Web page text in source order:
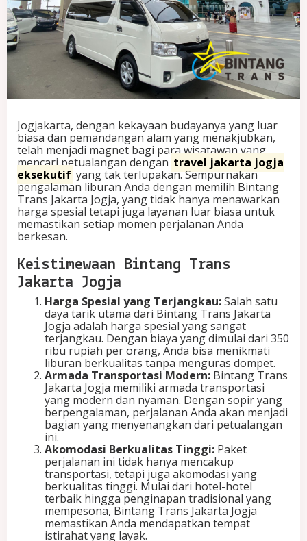
A
n
d
d
e
g
n
B
i
n
t
a
n
g
T
r
s
J
a
k
a
r
t
a
J
o
g
j
a
:
a
r
g
a
S
p
e
Jogjakarta, dengan kekayaan budayanya yang luar
biasa dan pemandangan alam yang menakjubkan,
telah menjadi magnet bagi para wisatawan yang
mencari petualangan dengan travel jakarta jogja
eksekutif yang tak terlupakan. Sempurnakan
pengalaman liburan Anda dengan memilih Bintang
Trans Jakarta Jogja, yang tidak hanya menawarkan
harga spesial tetapi juga layanan luar biasa untuk
memastikan setiap momen perjalanan Anda
berkesan.
Keistimewaan Bintang Trans
Jakarta Jogja
Harga Spesial yang Terjangkau:Salah satu
daya tarik utama dari Bintang Trans Jakarta
Jogja adalah harga spesial yang sangat
terjangkau. Dengan biaya yang dimulai dari 350
ribu rupiah per orang, Anda bisa menikmati
liburan berkualitas tanpa menguras dompet.
Armada Transportasi Modern: Bintang Trans
Jakarta Jogja memiliki armada transportasi
yang modern dan nyaman. Dengan sopir yang
berpengalaman, perjalanan Anda akan menjadi
bagian yang menyenangkan dari petualangan
ini.
Akomodasi Berkualitas Tinggi: Paket
perjalanan ini tidak hanya mencakup
transportasi, tetapi juga akomodasi yang
berkualitas tinggi. Mulai dari hotel-hotel
terbaik hingga penginapan tradisional yang
mempesona, Bintang Trans Jakarta Jogja
memastikan Anda mendapatkan tempat
istirahat yang layak.